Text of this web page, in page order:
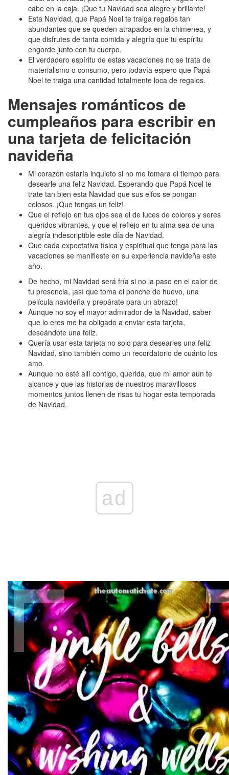
cabe en la caja. ¡Que tu Navidad sea alegre y brillante!
Esta Navidad, que Papá Noel te traiga regalos tan
abundantes que se queden atrapados en la chimenea, y
que disfrutes de tanta comida y alegría que tu espíritu
engorde junto con tu cuerpo.
El verdadero espíritu de estas vacaciones no se trata de
materialismo o consumo, pero todavía espero que Papá
Noel te traiga una cantidad totalmente loca de regalos.
Mensajes románticos de
cumpleaños para escribir en
una tarjeta de felicitación
navideña
Mi corazón estaría inquieto si no me tomara el tiempo para
desearle una feliz Navidad. Esperando que Papá Noel te
trate tan bien esta Navidad que sus elfos se pongan
celosos. ¡Que tengas un feliz!
Que el reflejo en tus ojos sea el de luces de colores y seres
queridos vibrantes, y que el reflejo en tu alma sea de una
alegría indescriptible este día de Navidad.
Que cada expectativa física y espiritual que tenga para las
vacaciones se manifieste en su experiencia navideña este
año.
De hecho, mi Navidad será fría si no la paso en el calor de
tu presencia, ¡así que toma el ponche de huevo, una
película navideña y prepárate para un abrazo!
Aunque no soy el mayor admirador de la Navidad, saber
que lo eres me ha obligado a enviar esta tarjeta,
deseándote una feliz.
Quería usar esta tarjeta no solo para desearles una feliz
Navidad, sino también como un recordatorio de cuánto los
amo.
Aunque no esté allí contigo, querida, que mi amor aún te
alcance y que las historias de nuestros maravillosos
momentos juntos llenen de risas tu hogar esta temporada
de Navidad.
ad